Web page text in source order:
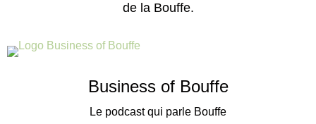
de la Bouffe.
Business of Bouffe
Le podcast qui parle Bouffe